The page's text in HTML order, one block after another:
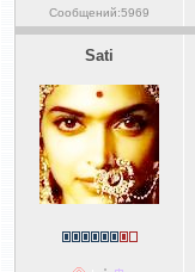
Сообщений:5969
Sati